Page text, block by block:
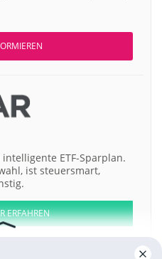
ETF-Sparplan.
ist steuersmart,
ERFAHREN